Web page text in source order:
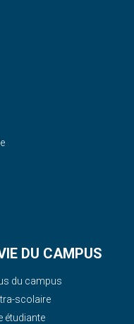
DU CAMPUS
du campus
scolaire
étudiante